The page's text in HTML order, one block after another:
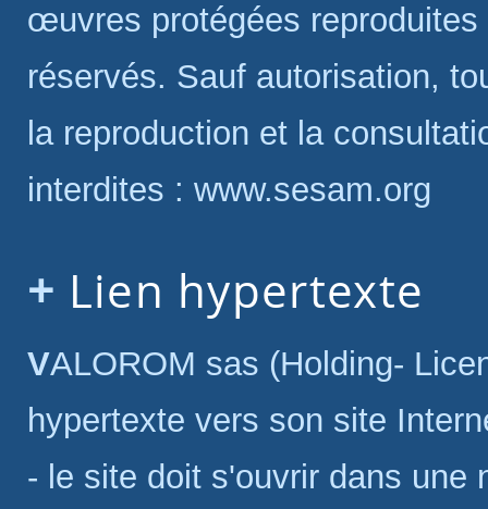
œuvres protégées
réservés. Sauf autorisation,
la reproduction et la
interdites : www.sesam.org
Lien hypertexte
VALOROM sas (Holding- Licences) autorise la création d'un lien
hypertexte vers son site
- le site doit s'ouvrir dans une